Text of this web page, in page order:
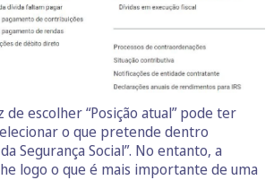
escolher “Posição atual” pode ter
o que pretende dentro
Segurança Social”. No entanto, a
logo o que é mais importante de uma